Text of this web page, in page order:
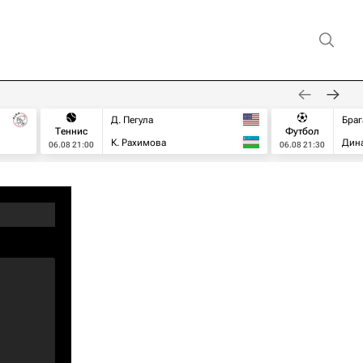
Теннис
06.08 21:00
Д. Пегула
К. Рахимова
Футбол
06.08 21:30